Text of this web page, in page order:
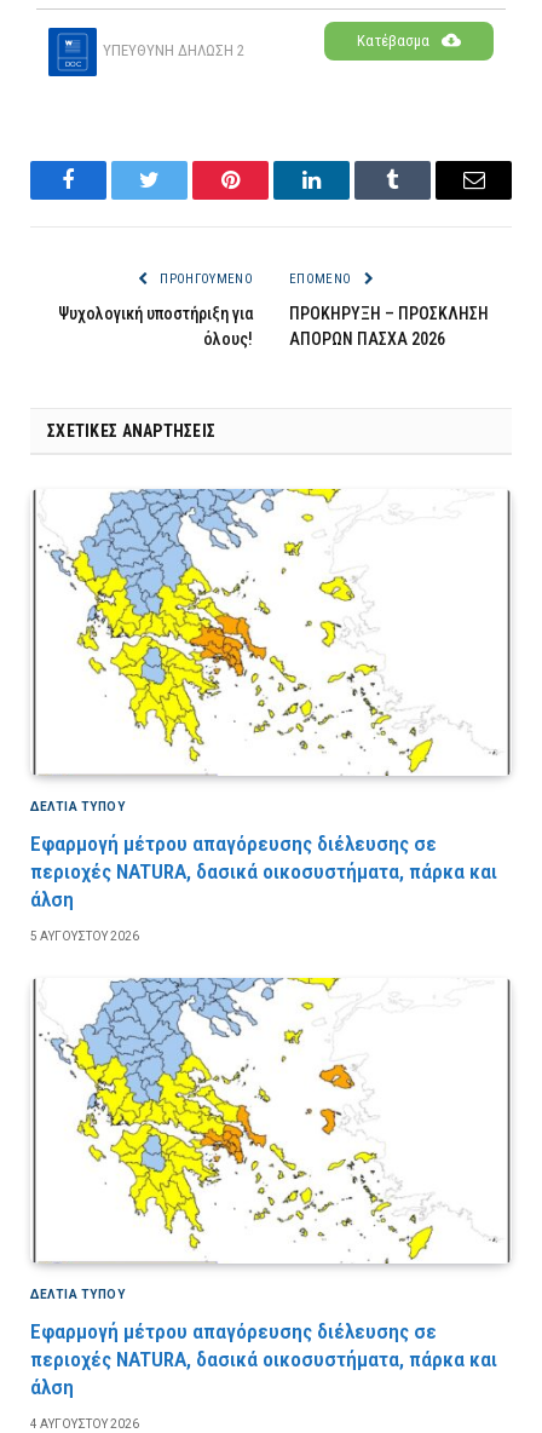
ΥΠΕΥΘΥΝΗ ΔΗΛΩΣΗ 2
Κατέβασμα
FacebookTwitter Pinterest LinkedInTumblr Email
ΠΡΟΗΓΟΎΜΕΝΟ
Ψυχολογική υποστήριξη για
όλους!
ΕΠΌΜΕΝΟ
ΠΡΟΚΗΡΥΞΗ – ΠΡΟΣΚΛΗΣΗ
ΑΠΟΡΩΝ ΠΑΣΧΑ 2026
ΣΧΕΤΙΚΈΣ ΑΝΑΡΤΉΣΕΙΣ
ΔΕΛΤΙΑ ΤΥΠΟΥ
Εφαρμογή μέτρου απαγόρευσης διέλευσης σε
περιοχές NATURA, δασικά οικοσυστήματα, πάρκα και
άλση
5 ΑΥΓΟΎΣΤΟΥ 2026
ΔΕΛΤΙΑ ΤΥΠΟΥ
Εφαρμογή μέτρου απαγόρευσης διέλευσης σε
περιοχές NATURA, δασικά οικοσυστήματα, πάρκα και
άλση
4 ΑΥΓΟΎΣΤΟΥ 2026